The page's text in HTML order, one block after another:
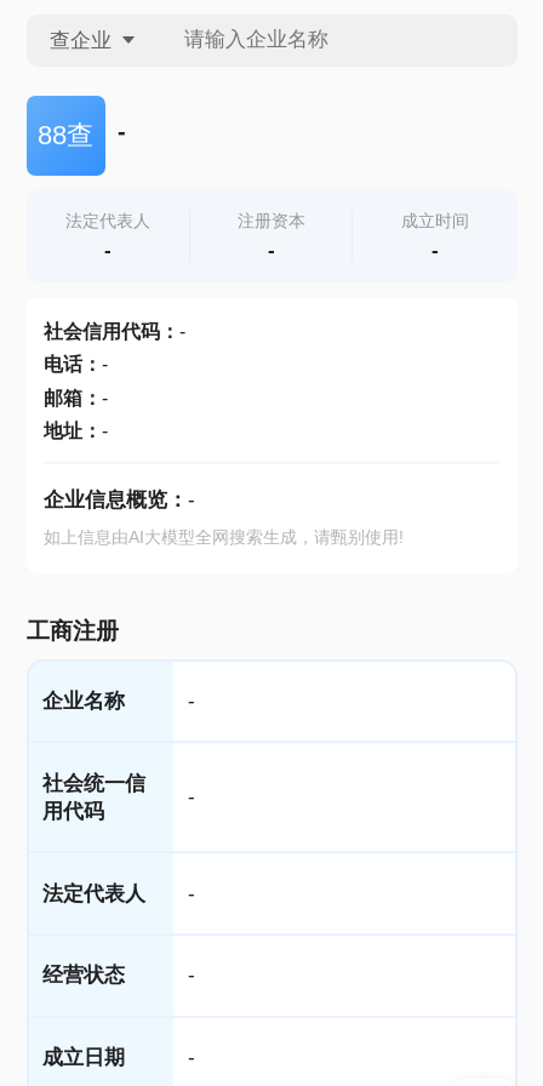
查企业
查企业
查产地
88查 -
法定代表人
-
注册资本
-
成立时间
-
社会信用代码： -
电话： -
邮箱： -
地址： -
企业信息概览： -
如上信息由AI大模型全网搜索生成，请甄别使用!
工商注册
企业名称 -
社会统一信
用代码
-
法定代表人 -
经营状态 -
成立日期 -